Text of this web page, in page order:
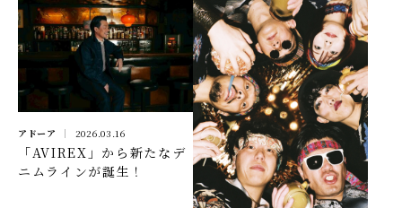
アドーア 2026.03.16
「AVIREX」から新たなデ
ニムラインが誕生！